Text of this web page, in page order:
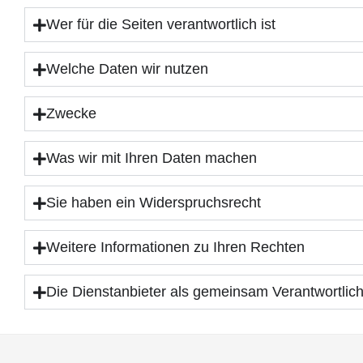
Wer für die Seiten verantwortlich ist
Welche Daten wir nutzen
Zwecke
Was wir mit Ihren Daten machen
Sie haben ein Widerspruchsrecht
Weitere Informationen zu Ihren Rechten
Die Dienstanbieter als gemeinsam